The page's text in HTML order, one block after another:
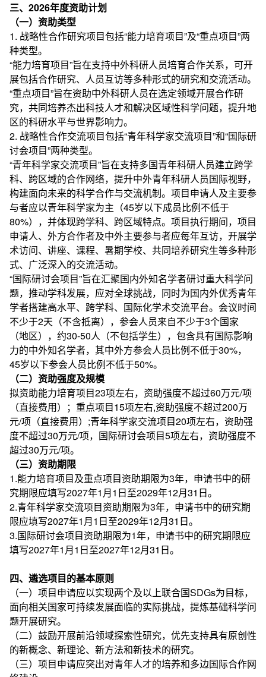
三、2026年度资助计划
（一）资助类型
1. 战略性合作研究项目包括“能力培育项目”及“重点项目”两
种类型。
“能力培育项目”旨在支持中外科研人员培育合作关系，可开
展包括合作研究、人员互访等多种形式的研究和交流活动。
“重点项目”旨在资助中外科研人员在选定领域开展合作研
究，共同培养杰出科技人才和解决区域性科学问题，提升地
区的科研水平与世界影响力。
2. 战略性合作交流项目包括“青年科学家交流项目”和“国际研
讨会项目”两种类型。
“青年科学家交流项目”旨在支持多国青年科研人员建立跨学
科、跨区域的合作网络，提升中外青年科研人员国际视野，
构建面向未来的科学合作与交流机制。项目申请人及主要参
与者应以青年科学家为主（45岁以下成员比例不低于
80%），并体现跨学科、跨区域特点。项目执行期间，项目
申请人、外方合作者及中外主要参与者应每年互访，开展学
术访问、讲座、课程、暑期学校、共同培养研究生等多种形
式、广泛深入的交流活动。
“国际研讨会项目”旨在汇聚国内外知名学者研讨重大科学问
题，推动学科发展，应对全球挑战，同时为国内外优秀青年
学者搭建高水平、跨学科、国际化学术交流平台。会议时间
不少于2天（不含抵离），参会人员来自不少于3个国家
（地区），约30-50人（不包括学生），包含具有国际影响
力的中外知名学者，其中外方参会人员比例不低于30%，
45岁以下参会人员比例不低于50%。
（二）资助强度及规模
拟资助能力培育项目23项左右，资助强度不超过60万元/项
（直接费用）；重点项目15项左右,资助强度不超过200万
元/项（直接费用）;青年科学家交流项目20项左右，资助强
度不超过30万元/项，国际研讨会项目5项左右，资助强度不
超过30万元/项。
（三）资助期限
1.能力培育项目及重点项目资助期限为3年，申请书中的研
究期限应填写2027年1月1日至2029年12月31日。
2.青年科学家交流项目资助期限为3年，申请书中的研究期
限应填写2027年1月1日至2029年12月31日。
3.国际研讨会项目资助期限为1年，申请书中的研究期限应
填写2027年1月1日至2027年12月31日。
四、遴选项目的基本原则
（一）项目申请应以实现两个及以上联合国SDGs为目标，
面向相关国家可持续发展面临的实际挑战，提炼基础科学问
题开展研究。
（二）鼓励开展前沿领域探索性研究，优先支持具有原创性
的新概念、新理论、新方法和新技术的研究。
（三）项目申请应突出对青年人才的培养和多边国际合作网